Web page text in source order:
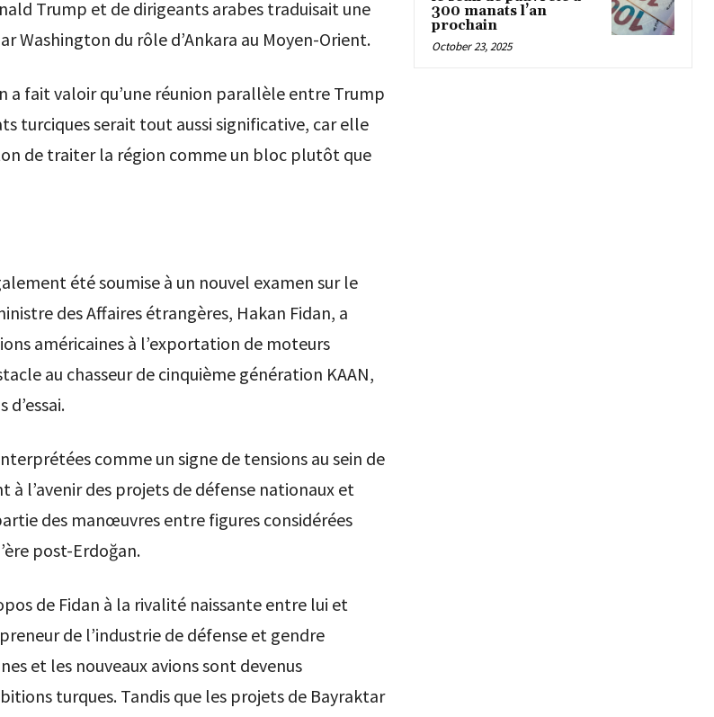
Trump et de dirigeants arabes traduisait une
Washington du rôle d’Ankara au Moyen-Orient.
a fait valoir qu’une réunion parallèle entre Trump
turciques serait tout aussi significative, car elle
de traiter la région comme un bloc plutôt que
été soumise à un nouvel examen sur le
des Affaires étrangères, Hakan Fidan, a
américaines à l’exportation de moteurs
au chasseur de cinquième génération KAAN,
comme un signe de tensions au sein de
à l’avenir des projets de défense nationaux et
des manœuvres entre figures considérées
post-Erdoğan.
de Fidan à la rivalité naissante entre lui et
de l’industrie de défense et gendre
et les nouveaux avions sont devenus
turques. Tandis que les projets de Bayraktar
300 manats l’an
prochain
October 23, 2025